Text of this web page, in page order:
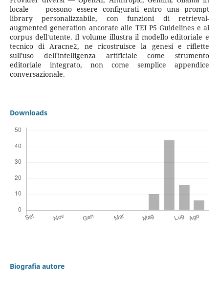
locale — possono essere configurati entro una prompt
library personalizzabile, con funzioni di retrieval-
augmented generation ancorate alle TEI P5 Guidelines e al
corpus dell'utente. Il volume illustra il modello editoriale e
tecnico di Aracne2, ne ricostruisce la genesi e riflette
sull'uso dell'intelligenza artificiale come strumento
editoriale integrato, non come semplice appendice
conversazionale.
Downloads
Biografia autore